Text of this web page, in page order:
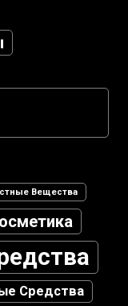
Вещества
Средства